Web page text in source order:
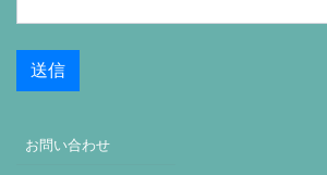
お問い合わせ